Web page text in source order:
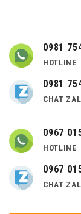
0981
HOTLINE
0981
CHAT
0967
HOTLINE
0967
CHAT